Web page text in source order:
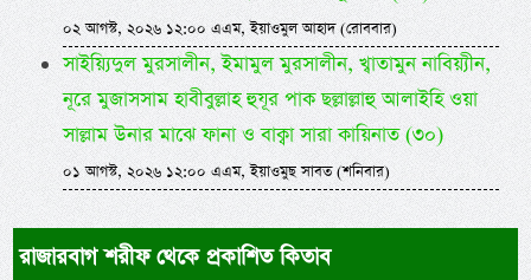
০২ আগস্ট, ২০২৬ ১২:০০ এএম, ইয়াওমুল আহাদ (রোববার)
সাইয়্যিদুল মুরসালীন, ইমামুল মুরসালীন, খ্বাতামুন নাবিয়্যীন,
নূরে মুজাসসাম হাবীবুল্লাহ হুযূর পাক ছল্লাল্লাহু আলাইহি ওয়া
সাল্লাম উনার মাঝে ফানা ও বাক্বা সারা কায়িনাত (৩০)
০১ আগস্ট, ২০২৬ ১২:০০ এএম, ইয়াওমুছ সাবত (শনিবার)
রাজারবাগ শরীফ থেকে প্রকাশিত কিতাব